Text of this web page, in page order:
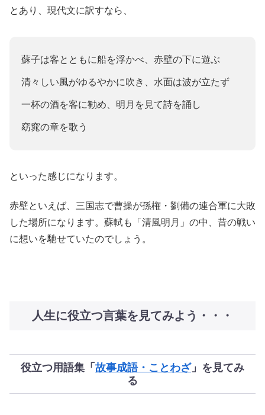
とあり、現代文に訳すなら、
蘇子は客とともに船を浮かべ、赤壁の下に遊ぶ
清々しい風がゆるやかに吹き、水面は波が立たず
一杯の酒を客に勧め、明月を見て詩を誦し
窈窕の章を歌う
といった感じになります。
赤壁といえば、三国志で曹操が孫権・劉備の連合軍に大敗
した場所になります。蘇軾も「清風明月」の中、昔の戦い
に想いを馳せていたのでしょう。
人生に役立つ言葉を見てみよう・・・
役立つ用語集「 故事成語・ことわざ」を見てみ
る